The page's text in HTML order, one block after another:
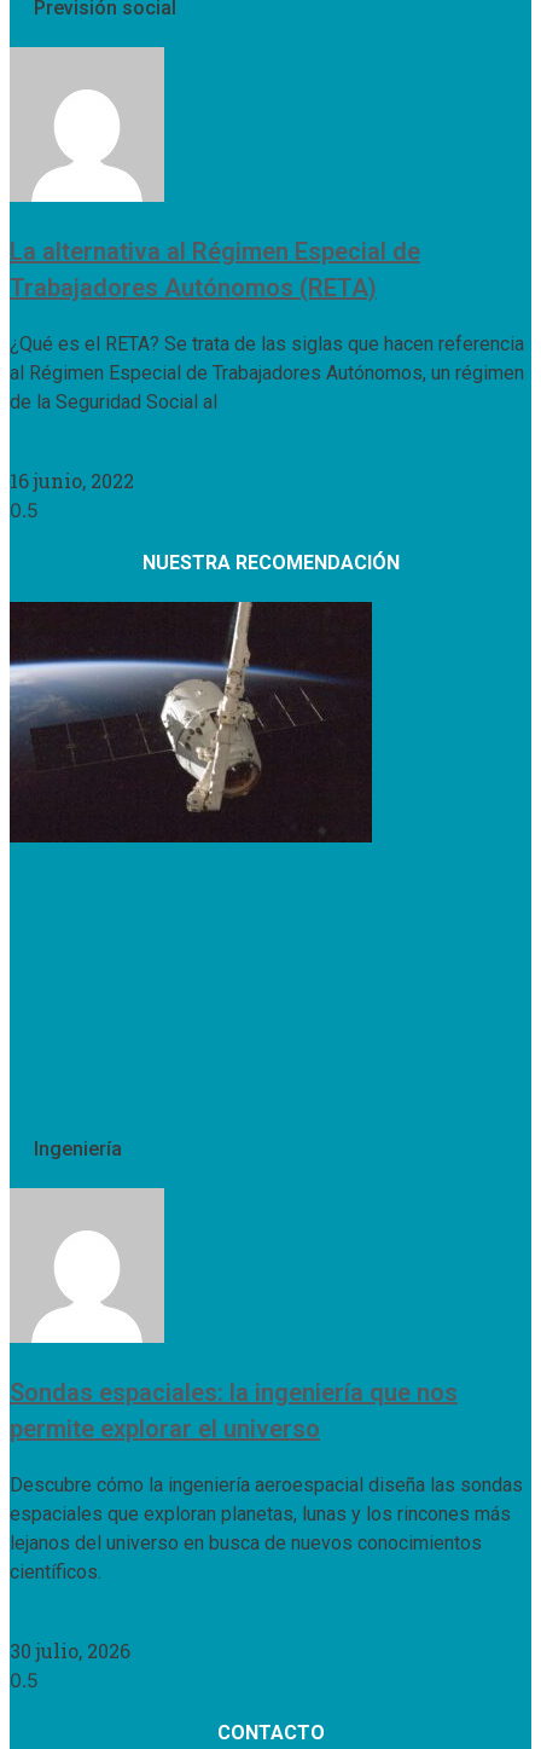
Previsión social
La alternativa al Régimen Especial de
Trabajadores Autónomos (RETA)
¿Qué es el RETA? Se trata de las siglas que hacen referencia
al Régimen Especial de Trabajadores Autónomos, un régimen
de la Seguridad Social al
16 junio, 2022
NUESTRA RECOMENDACIÓN
Ingeniería
Sondas espaciales: la ingeniería que nos
permite explorar el universo
Descubre cómo la ingeniería aeroespacial diseña las sondas
espaciales que exploran planetas, lunas y los rincones más
lejanos del universo en busca de nuevos conocimientos
científicos.
30 julio, 2026
CONTACTO